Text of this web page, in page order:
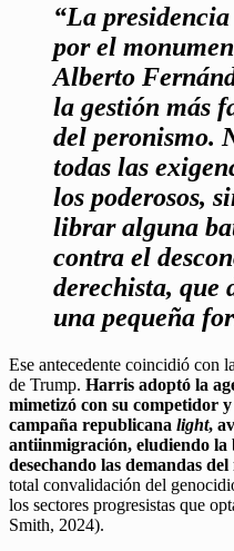
“La
por el
Alberto
la gestión más
del peronismo.
todas las
los poderosos,
librar alguna
contra el
derechista, que
una pequeña
Ese antecedente coincidió con
de Trump. Harris adoptó la
mimetizó con su competidor y
campaña republicana light,
antiinmigración, eludiendo
desechando las demandas
total convalidación del
los sectores progresistas que
Smith, 2024).